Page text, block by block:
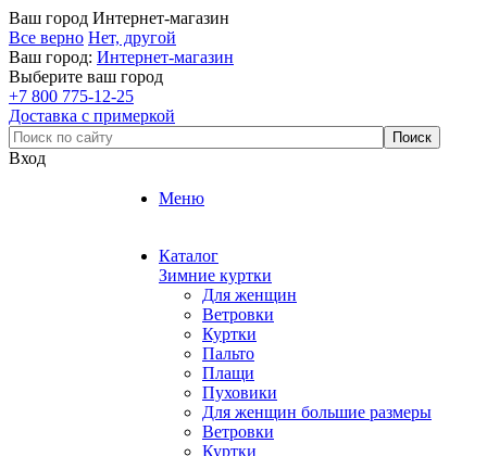
Ваш город Интернет-магазин
Все верно Нет, другой
Ваш город: Интернет-магазин
Выберите ваш город
+7 800 775-12-25
Доставка с примеркой
Вход
Меню
Каталог
Зимние куртки
Для женщин
Ветровки
Куртки
Пальто
Плащи
Пуховики
Для женщин большие размеры
Ветровки
Куртки